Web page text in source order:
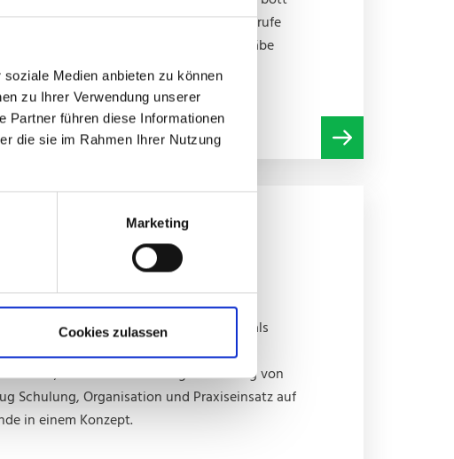
Medien anbieten zu können
zu Ihrer Verwendung unserer
Partner führen diese Informationen
die sie im Rahmen Ihrer Nutzung
Marketing
Cookies zulassen
für elektrotechnische Berufe
als auch didaktisch neue Maßstäbe
für MAN
MAN TGE dient MAN ProfiDrive künftig als
für weltweite Fahrertrainings.
modularen Fahrzeugeinrichtung von
Schulung, Organisation und Praxiseinsatz auf
in einem Konzept.